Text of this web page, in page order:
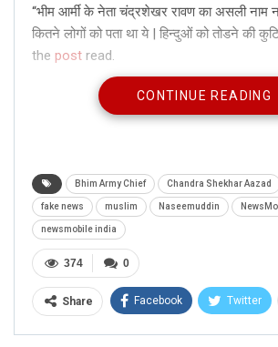
“भीम आर्मी के नेता चंद्रशेखर रावण का असली नाम
कितने लोगों को पता था ये | हिन्दुओं को तोडने की
the post read.
CONTINUE READING
Bhim Army Chief Chandra Shekhar Aazad
fake news muslim Naseemuddin
newsmobile india
0
374
Share Facebook Twitter